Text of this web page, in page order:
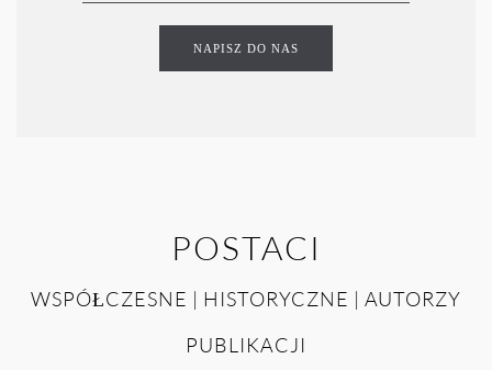
NAPISZ DO NAS
POSTACI
WSPÓŁCZESNE | HISTORYCZNE | AUTORZY
PUBLIKACJI